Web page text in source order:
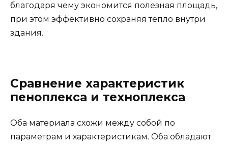
благодаря чему экономится полезная площадь,
при этом эффективно сохраняя тепло внутри
здания.
Сравнение характеристик
пеноплекса и техноплекса
Оба материала схожи между собой по
параметрам и характеристикам. Оба обладают